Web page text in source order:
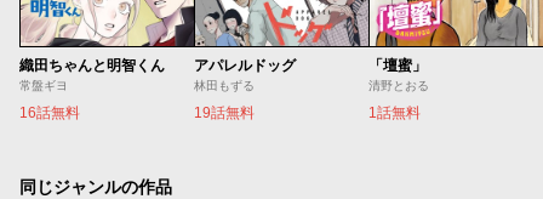
織田ちゃんと明智くん
常盤ギヨ
16話無料
アパレルドッグ
林田もずる
19話無料
「壇蜜」
清野とおる
1話無料
同じジャンルの作品